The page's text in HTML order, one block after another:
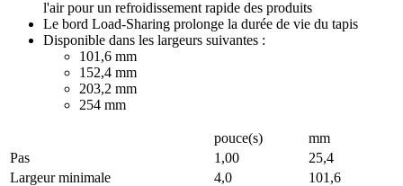
l'air pour un refroidissement rapide des produits
Le bord Load-Sharing prolonge la durée de vie du tapis
Disponible dans les largeurs suivantes :
101,6 mm
152,4 mm
203,2 mm
254 mm
pouce(s)
mm
Pas
1,00
25,4
Largeur minimale
4,0
101,6